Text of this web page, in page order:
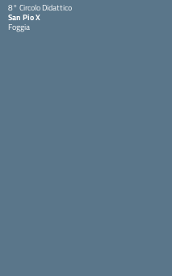
8° Circolo Didattico
San Pio X
Foggia
— Visita la pagina iniziale della scuola